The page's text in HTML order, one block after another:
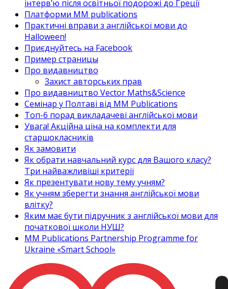
інтерв’ю після освітньої подорожі до Греції
Платформи MM publications
Практичні вправи з англійської мови до
Halloween!
Приєднуйтесь на Facebook
Пример страницы
Про видавництво
Захист авторських прав
Про видавництво Vector Maths&Science
Семінар у Полтаві від MM Publications
Топ-6 порад викладачеві англійської мови
Увага! Акційна ціна на комплекти для
старшокласників
Як замовити
Як обрати навчальний курс для Вашого класу?
Три найважливіші критерії
Як презентувати нову тему учням?
Як учням зберегти знання англійської мови
влітку?
Яким має бути підручник з англійської мови для
початкової школи НУШ?
MM Publications Partnership Programme for
Ukraine «Smart School»